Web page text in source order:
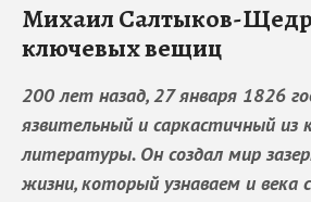
Михаил Салтыков-
ключевых вещиц
200 лет назад, 27 января 1826
язвительный и саркастичный из
литературы. Он создал мир
жизни, который узнаваем и века